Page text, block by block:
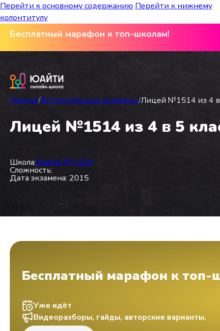
Перейти к основному содержанию Перейти к нижнему
колонтитулу
Бесплатный марафон к топ-школам!
Главная/Вступительные экзамены/Лицей №1514 из 4 в
Лицей №1514 из 4 в 5
Школа:Школа № 1514
Сложность:
Дата экзамена: 2015
Бесплатный марафон к топ-
Уже идёт
Видеоразборы, гайды, авторские варианты.